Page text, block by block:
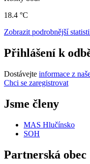
18.4 °C
Zobrazit podrobnější
Přihlášení k
Dostávejte informace z
Chci se zaregistrovat
Jsme členy
MAS Hlučínsko
SOH
Partnerská obec